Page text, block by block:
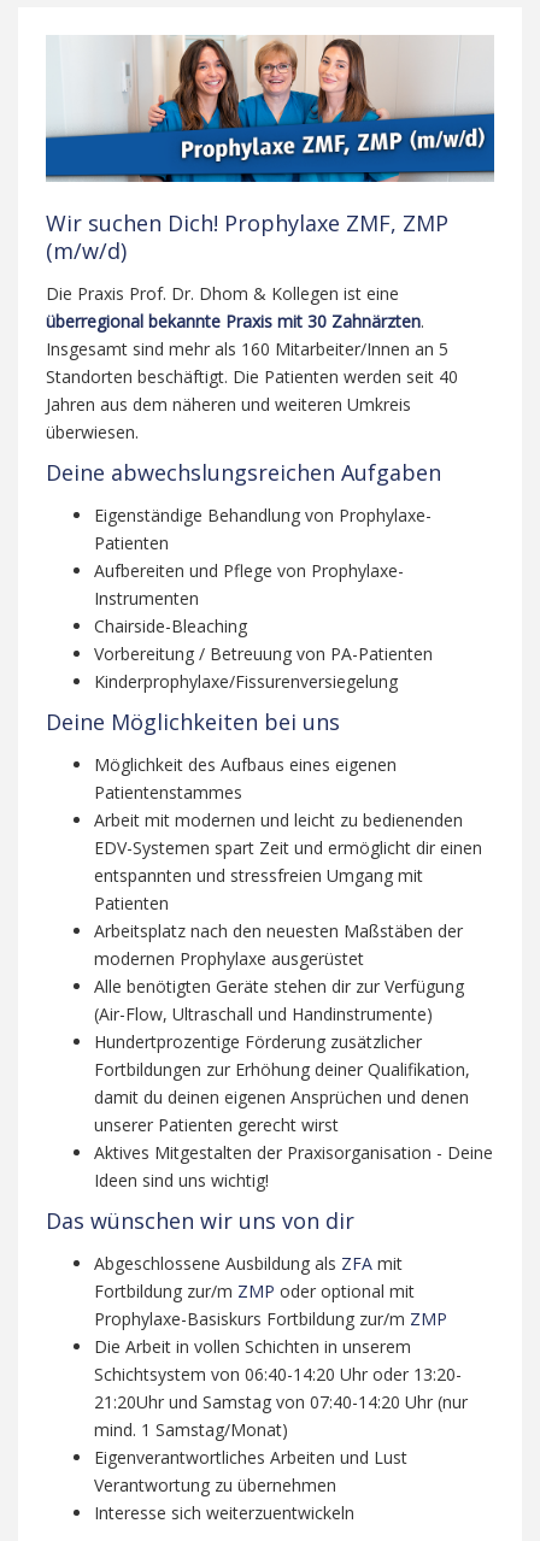
Wir suchen Dich! Prophylaxe ZMF, ZMP
(m/w/d)
Die Praxis Prof. Dr. Dhom & Kollegen ist eine
überregional bekannte Praxis mit 30 Zahnärzten.
Insgesamt sind mehr als 160 Mitarbeiter/Innen an 5
Standorten beschäftigt. Die Patienten werden seit 40
Jahren aus dem näheren und weiteren Umkreis
überwiesen.
Deine abwechslungsreichen Aufgaben
Eigenständige Behandlung von Prophylaxe-
Patienten
Aufbereiten und Pflege von Prophylaxe-
Instrumenten
Chairside-Bleaching
Vorbereitung / Betreuung von PA-Patienten
Kinderprophylaxe/Fissurenversiegelung
Deine Möglichkeiten bei uns
Möglichkeit des Aufbaus eines eigenen
Patientenstammes
Arbeit mit modernen und leicht zu bedienenden
EDV-Systemen spart Zeit und ermöglicht dir einen
entspannten und stressfreien Umgang mit
Patienten
Arbeitsplatz nach den neuesten Maßstäben der
modernen Prophylaxe ausgerüstet
Alle benötigten Geräte stehen dir zur Verfügung
(Air-Flow, Ultraschall und Handinstrumente)
Hundertprozentige Förderung zusätzlicher
Fortbildungen zur Erhöhung deiner Qualifikation,
damit du deinen eigenen Ansprüchen und denen
unserer Patienten gerecht wirst
Aktives Mitgestalten der Praxisorganisation - Deine
Ideen sind uns wichtig!
Das wünschen wir uns von dir
Abgeschlossene Ausbildung als ZFA mit
Fortbildung zur/m ZMP oder optional mit
Prophylaxe-Basiskurs Fortbildung zur/m ZMP
Die Arbeit in vollen Schichten in unserem
Schichtsystem von 06:40-14:20 Uhr oder 13:20-
21:20Uhr und Samstag von 07:40-14:20 Uhr (nur
mind. 1 Samstag/Monat)
Eigenverantwortliches Arbeiten und Lust
Verantwortung zu übernehmen
Interesse sich weiterzuentwickeln